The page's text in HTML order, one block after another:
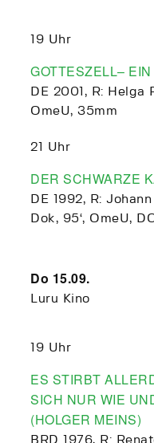
19 Uhr
GOTTESZELL–
DE 2001, R: Helga
OmeU, 35mm
21 Uhr
DER SCHWARZE
DE 1992, R:
Dok, 95‘, OmeU,
Do 15.09.
Luru Kino
19 Uhr
ES STIRBT
SICH NUR WIE
(HOLGER MEINS)
BRD 1976, R: